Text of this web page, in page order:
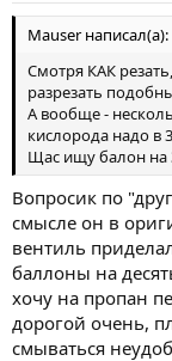
Mauser написал(а):
Смотря КАК
разрезать
А вообще -
кислорода надо в
Щас ищу балон на
Вопросик по
смысле он в
вентиль
баллоны на
хочу на пропан
дорогой очень,
смываться